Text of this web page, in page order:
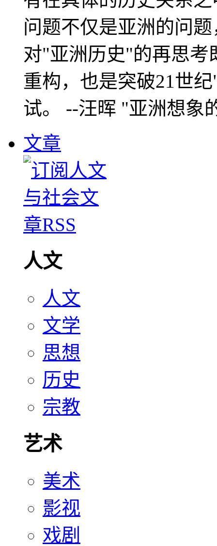
问题不仅是亚洲的问
对"亚洲历史"的再思考
重构，也是突破21世
试。 --汪晖 "亚洲想象
文章
人文
人文
文学
思想
历史
宗教
艺术
美术
影视
戏剧